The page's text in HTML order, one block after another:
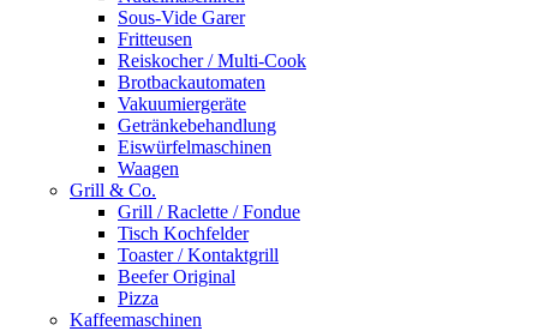
Sous-Vide Garer
Fritteusen
Reiskocher / Multi-Cook
Brotbackautomaten
Vakuumiergeräte
Getränkebehandlung
Eiswürfelmaschinen
Waagen
Grill & Co.
Grill / Raclette / Fondue
Tisch Kochfelder
Toaster / Kontaktgrill
Beefer Original
Pizza
Kaffeemaschinen